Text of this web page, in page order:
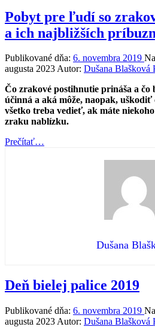
Pobyt pre ľudí so
a ich najbližších
Publikované dňa: 6. novembra 2019
augusta 2023Autor: Dušana Blašková
Čo zrakové postihnutie prináša a čo
účinná a aká môže, naopak,
všetko treba vedieť, ak máte
zraku nablízku.
Prečítať“Pobyt
…
Dušana
Deň bielej palice 2019
Publikované dňa: 6. novembra 2019
augusta 2023 Autor: Dušana Blašková